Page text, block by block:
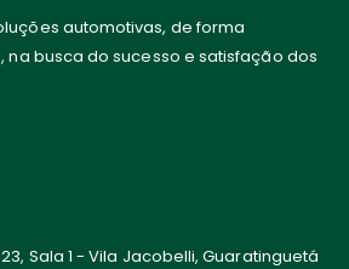
automotivas, de forma
na busca do sucesso e satisfação dos
Sala 1 - Vila Jacobelli, Guaratinguetá